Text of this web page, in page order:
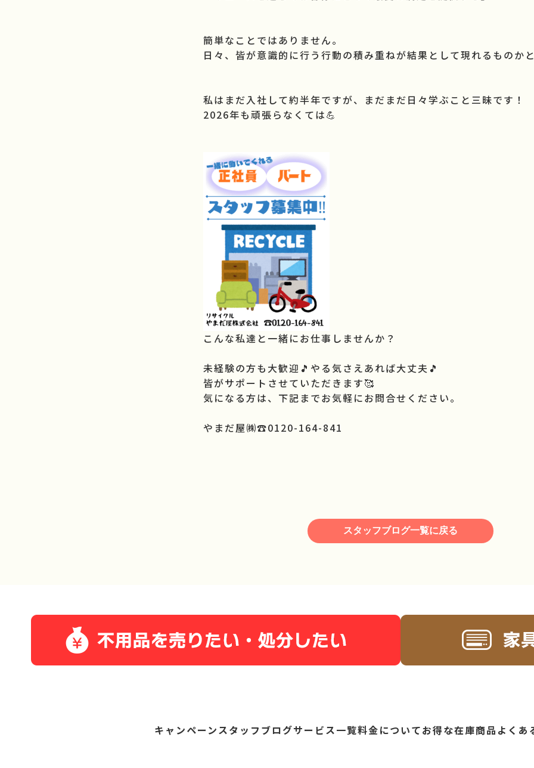
簡単なことではありません。
日々、皆が意識的に行う行動の積み重ねが結果として現れるものかと
私はまだ入社して約半年ですが、まだまだ日々学ぶこと三昧です！
2026年も頑張らなくては💪
こんな私達と一緒にお仕事しませんか？
未経験の方も大歓迎🎵やる気さえあれば大丈夫🎵
皆がサポートさせていただきます🥰
気になる方は、下記までお気軽にお問合せください。
やまだ屋㈱☎️0120-164-841
スタッフブログ一覧に戻る
キャンペーンスタッフブログサービス一覧料金についてお得な在庫商品 よくあ